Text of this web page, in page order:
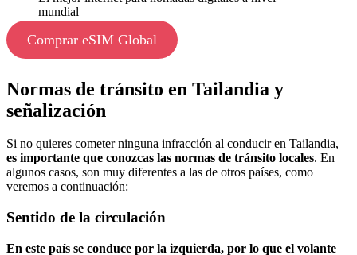
mundial
Comprar eSIM Global
Normas de tránsito en Tailandia y
señalización
Si no quieres cometer ninguna infracción al conducir en Tailandia,
es importante que conozcas las normas de tránsito locales. En
algunos casos, son muy diferentes a las de otros países, como
veremos a continuación:
Sentido de la circulación
En este país se conduce por la izquierda, por lo que el volante